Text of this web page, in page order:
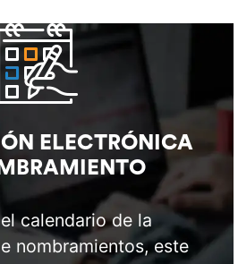
ELECTRÓNICA
calendario de la
nombramientos, este